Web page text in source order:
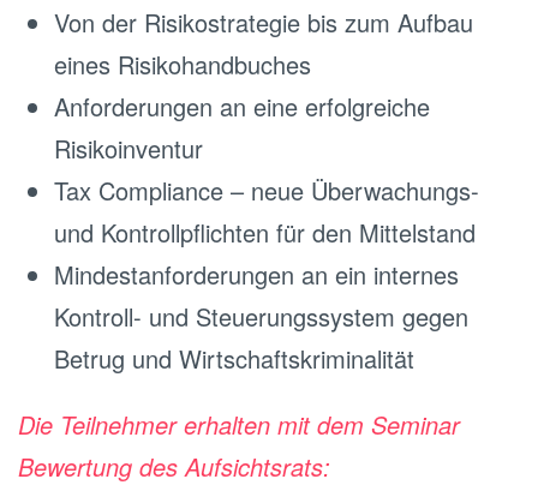
Von der Risikostrategie bis zum Aufbau
eines Risikohandbuches
Anforderungen an eine erfolgreiche
Risikoinventur
Tax Compliance – neue Überwachungs-
und Kontrollpflichten für den Mittelstand
Mindestanforderungen an ein internes
Kontroll- und Steuerungssystem gegen
Betrug und Wirtschaftskriminalität
Die Teilnehmer erhalten mit dem Seminar
Bewertung des Aufsichtsrats: